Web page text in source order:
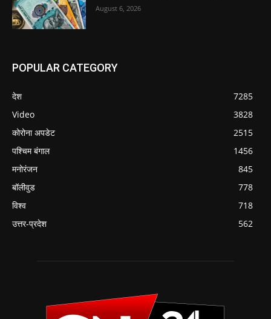
August 6, 2026
POPULAR CATEGORY
देश
7285
Video
3828
कोरोना अपडेट
2515
पश्चिम बंगाल
1456
मनोरंजन
845
बॉलीवुड
778
विश्व
718
उत्तर-प्रदेश
562